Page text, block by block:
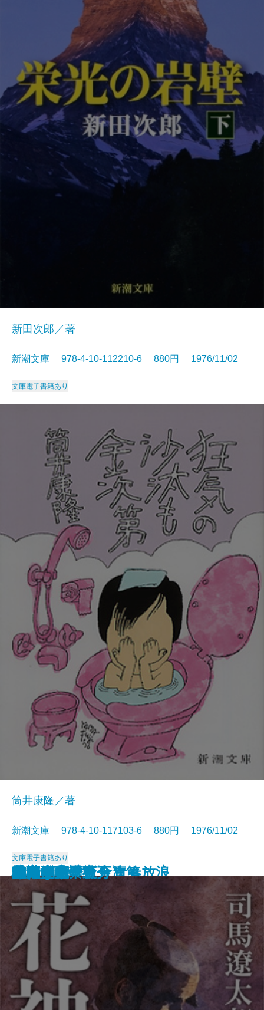
日本の伝説
城塞〔上〕
城塞〔中〕
城塞〔下〕
妖精配給会社
冬の鷹
幼き日のこと・青春放浪
栄光の岩壁〔上〕
栄光の岩壁〔下〕
新田次郎／著
新潮文庫 978-4-10-112210-6 880円 1976/11/02
文庫電子書籍あり
狂気の沙汰も金次第
筒井康隆／著
新潮文庫 978-4-10-117103-6 880円 1976/11/02
文庫電子書籍あり
花神〔上〕
花神〔中〕
花神〔下〕
二百十日・野分
坑夫
文鳥・夢十夜
幸福な死
マイ国家
雄気堂々〔上〕
雄気堂々〔下〕